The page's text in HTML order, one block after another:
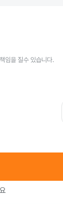
임을 질수 있습니다.